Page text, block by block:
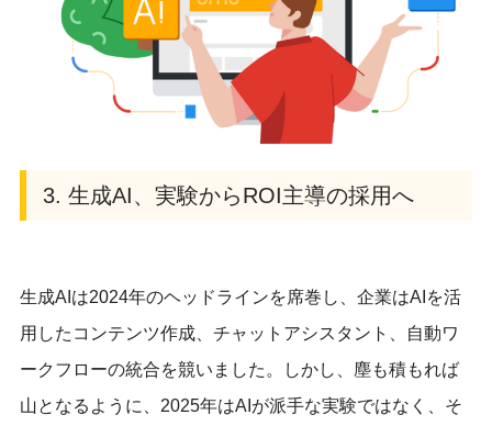
3. 生成AI、実験からROI主導の採用へ
生成AIは2024年のヘッドラインを席巻し、企業はAIを活
用したコンテンツ作成、チャットアシスタント、自動ワ
ークフローの統合を競いました。しかし、塵も積もれば
山となるように、2025年はAIが派手な実験ではなく、そ